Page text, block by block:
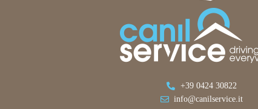
+39 0424 30822
info@canilservice.it